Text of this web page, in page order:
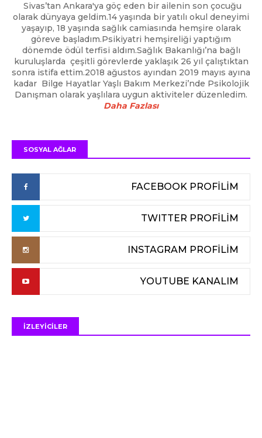
Sivas’tan Ankara'ya göç eden bir ailenin son çocuğu
olarak dünyaya geldim.14 yaşında bir yatılı okul deneyimi
yaşayıp, 18 yaşında sağlık camiasında hemşire olarak
göreve başladım.Psikiyatri hemşireliği yaptığım
dönemde ödül terfisi aldım.Sağlık Bakanlığı’na bağlı
kuruluşlarda çeşitli görevlerde yaklaşık 26 yıl çalıştıktan
sonra istifa ettim.2018 ağustos ayından 2019 mayıs ayına
kadar Bilge Hayatlar Yaşlı Bakım Merkezi’nde Psikolojik
Danışman olarak yaşlılara uygun aktiviteler düzenledim.
Daha Fazlası
SOSYAL AĞLAR
FACEBOOK PROFİLİM
TWITTER PROFİLİM
INSTAGRAM PROFİLİM
YOUTUBE KANALIM
İZLEYİCİLER